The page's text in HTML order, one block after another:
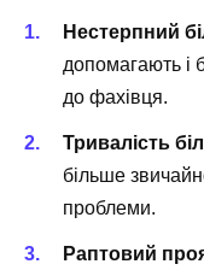
Нестерпний
допомагають і
до фахівця.
Тривалість
більше
проблеми.
Раптовий